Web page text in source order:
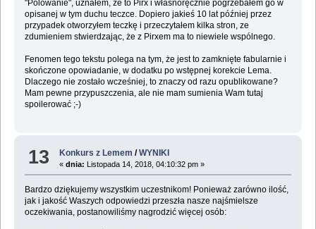
"Polowanie", uznałem, że to Pirx i własnoręcznie pogrzebałem go w
opisanej w tym duchu teczce. Dopiero jakieś 10 lat później przez
przypadek otworzyłem teczkę i przeczytałem kilka stron, ze
zdumieniem stwierdzając, że z Pirxem ma to niewiele wspólnego.
Fenomen tego tekstu polega na tym, że jest to zamknięte fabularnie i
skończone opowiadanie, w dodatku po wstępnej korekcie Lema.
Dlaczego nie zostało wcześniej, to znaczy od razu opublikowane?
Mam pewne przypuszczenia, ale nie mam sumienia Wam tutaj
spoilerować ;-)
13 Konkurs z Lemem /WYNIKI
«dnia: Listopada 14, 2018, 04:10:32 pm »
Bardzo dziękujemy wszystkim uczestnikom! Ponieważ zarówno ilość,
jak i jakość Waszych odpowiedzi przeszła nasze najśmielsze
oczekiwania, postanowiliśmy nagrodzić więcej osób: